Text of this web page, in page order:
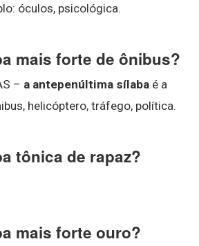
óculos, psicológica.
mais forte de ônibus?
– a antepenúltima sílaba é a
helicóptero, tráfego, política.
tônica de rapaz?
mais forte ouro?